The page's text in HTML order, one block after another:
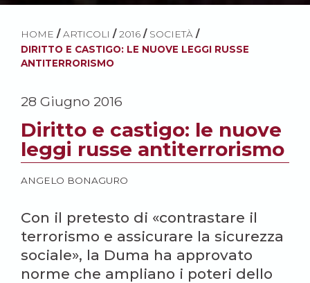
HOME / ARTICOLI / 2016 / SOCIETÀ /
DIRITTO E CASTIGO: LE NUOVE LEGGI RUSSE
ANTITERRORISMO
28 Giugno 2016
Diritto e castigo: le nuove
leggi russe antiterrorismo
ANGELO BONAGURO
Con il pretesto di «contrastare il
terrorismo e assicurare la sicurezza
sociale», la Duma ha approvato
norme che ampliano i poteri dello